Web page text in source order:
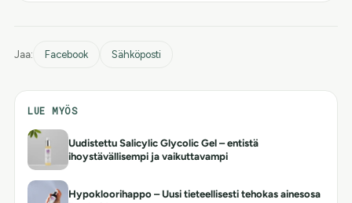
Jaa: Facebook Sähköposti
LUE MYÖS
Uudistettu Salicylic Glycolic Gel – entistä
ihoystävällisempi ja vaikuttavampi
Hypokloorihappo – Uusi tieteellisesti tehokas ainesosa